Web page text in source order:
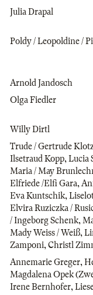
Julia Drapal
Poldy / Leopoldine /
Arnold Jandosch
Olga Fiedler
Willy Dirtl
Trude / Gertrude
Ilsetraud Kopp, Lucia
Maria / May
Elfriede /Elfi Gara,
Eva Kuntschik,
Elvira Ruziczka /
/ Ingeborg Schenk,
Mady Weiss / Weiß,
Zamponi, Christl
Annemarie Greger,
Magdalena Opek
Irene Bernhofer,